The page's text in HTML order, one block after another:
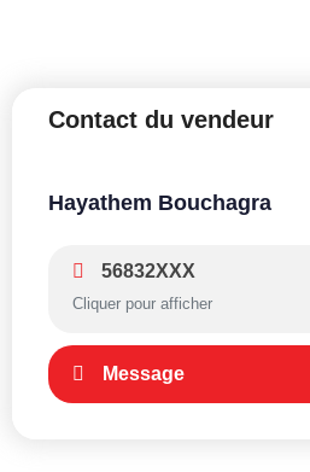
Contact du vendeur
Hayathem Bouchagra
56832XXX
Cliquer pour afficher
Message